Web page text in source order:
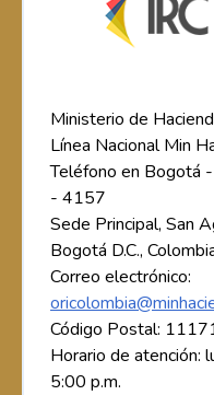
Ministerio de
Línea Nacional Min
Teléfono en
- 4157
Sede Principal, San
Bogotá D.C.,
Correo electrónico:
Código Postal:
Horario de atención:
5:00 p.m.